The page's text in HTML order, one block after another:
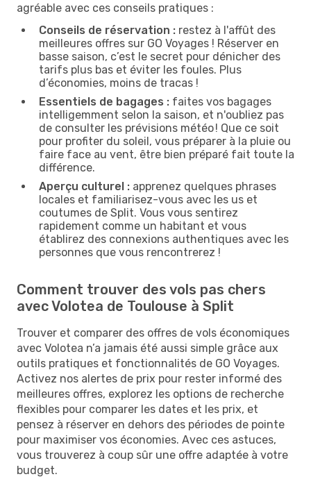
agréable avec ces conseils pratiques :
Conseils de réservation : restez à l'affût des
meilleures offres sur GO Voyages ! Réserver en
basse saison, c’est le secret pour dénicher des
tarifs plus bas et éviter les foules. Plus
d’économies, moins de tracas !
Essentiels de bagages : faites vos bagages
intelligemment selon la saison, et n'oubliez pas
de consulter les prévisions météo ! Que ce soit
pour profiter du soleil, vous préparer à la pluie ou
faire face au vent, être bien préparé fait toute la
différence.
Aperçu culturel : apprenez quelques phrases
locales et familiarisez-vous avec les us et
coutumes de Split. Vous vous sentirez
rapidement comme un habitant et vous
établirez des connexions authentiques avec les
personnes que vous rencontrerez !
Comment trouver des vols pas chers
avec Volotea de Toulouse à Split
Trouver et comparer des offres de vols économiques
avec Volotea n’a jamais été aussi simple grâce aux
outils pratiques et fonctionnalités de GO Voyages.
Activez nos alertes de prix pour rester informé des
meilleures offres, explorez les options de recherche
flexibles pour comparer les dates et les prix, et
pensez à réserver en dehors des périodes de pointe
pour maximiser vos économies. Avec ces astuces,
vous trouverez à coup sûr une offre adaptée à votre
budget.